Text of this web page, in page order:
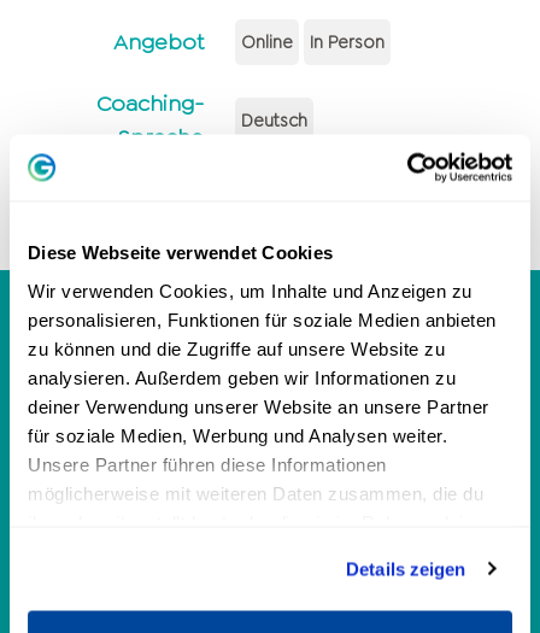
Diese Webseite verwendet Cookies
Wir verwenden Cookies, um Inhalte und Anzeigen zu
personalisieren, Funktionen für soziale Medien anbieten
zu können und die Zugriffe auf unsere Website zu
analysieren. Außerdem geben wir Informationen zu
deiner Verwendung unserer Website an unsere Partner
für soziale Medien, Werbung und Analysen weiter.
Unsere Partner führen diese Informationen
möglicherweise mit weiteren Daten zusammen, die du
Details zeigen
Angebot Online In Person
Coaching-
Sprache
Deutsch
Als Coach möchte ich Dir Raum und Zeit
geben, damit Du Dich wieder mit Dir
verbinden kannst , um Deine Gefühle zu
entdecken.
Du heraus, wie wertvoll Vergebung und